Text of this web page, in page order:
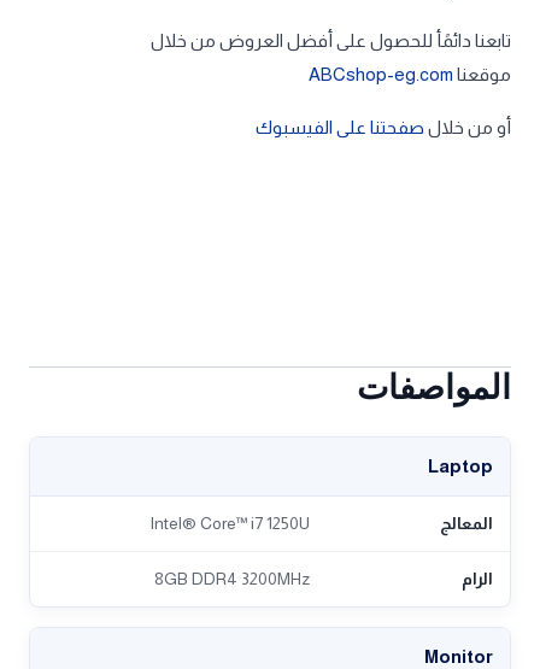
تابعنا دائمًأ للحصول على أفضل العروض من خلال
موقعنا ABCshop-eg.com
أو من خلال صفحتنا على الفيسبوك
المواصفات
Laptop
المعالج Intel® Core™ i7 1250U
الرام 8GB DDR4 3200MHz
Monitor